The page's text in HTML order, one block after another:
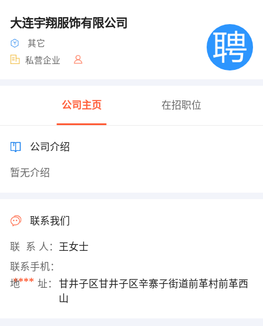
大连宇翔服饰有限公司
其它
私营企业
公司主页 在招职位
公司介绍
暂无介绍
联系我们
联 系 人： 王女士
联系手机：
****
地 址：
甘井子区甘井子区辛寨子街道前革村前革西
山